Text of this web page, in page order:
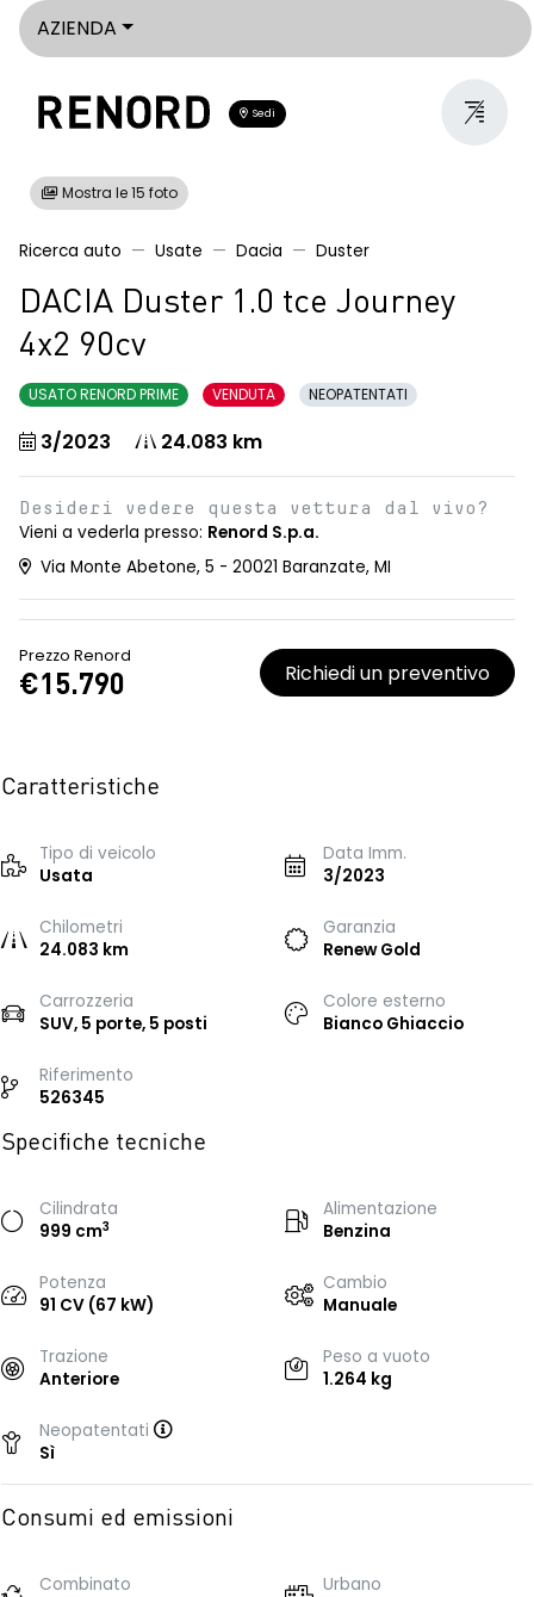
AZIENDA
Sedi
Mostra le 15 foto
Ricerca auto Usate Dacia Duster
DACIA Duster 1.0 tce Journey
4x2 90cv
USATO RENORD PRIME VENDUTA NEOPATENTATI
3/2023 24.083 km
Desideri vedere questa vettura dal vivo?
Vieni a vederla presso: Renord S.p.a.
Via Monte Abetone, 5 - 20021 Baranzate, MI
Prezzo Renord
€15.790 Richiedi un preventivo
Caratteristiche
Tipo di veicolo
Usata
Data Imm.
3/2023
Chilometri
24.083 km
Garanzia
Renew Gold
Carrozzeria
SUV, 5 porte, 5 posti
Colore esterno
Bianco Ghiaccio
Riferimento
526345
Specifiche tecniche
Cilindrata
999 cm3
Alimentazione
Benzina
Potenza
91 CV (67 kW)
Cambio
Manuale
Trazione
Anteriore
Peso a vuoto
1.264 kg
Neopatentati
Sì
Consumi ed emissioni
Combinato
Urbano